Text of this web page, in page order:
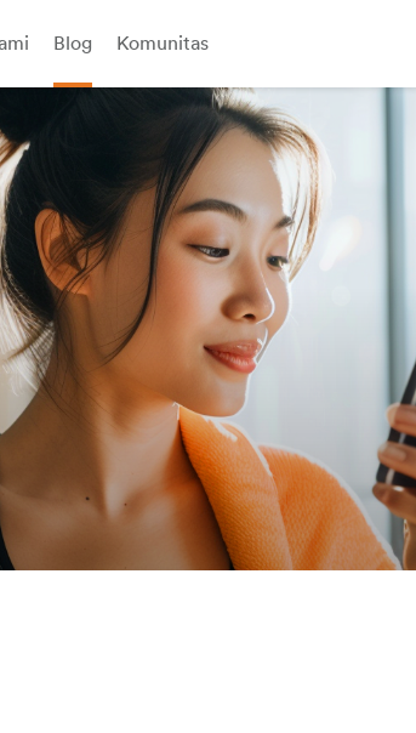
Blog Komunitas